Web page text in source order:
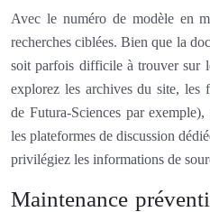
Avec le numéro de modèle en
recherches ciblées. Bien que la
soit parfois difficile à trouver sur
explorez les archives du site, les
de Futura-Sciences par
les plateformes de discussion
privilégiez les informations de
Maintenance